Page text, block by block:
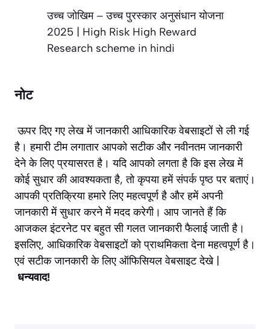
उच्च जोखिम – उच्च पुरस्कार अनुसंधान योजना
2025 | High Risk High Reward
Research scheme in hindi
नोट
ऊपर दिए गए लेख में जानकारी आधिकारिक वेबसाइटों से ली गई
है। हमारी टीम लगातार आपको सटीक और नवीनतम जानकारी
देने के लिए प्रयासरत है। यदि आपको लगता है कि इस लेख में
कोई सुधार की आवश्यकता है, तो कृपया हमेंसंपर्क पृष्ठपर बताएं।
आपकी प्रतिक्रिया हमारे लिए महत्वपूर्ण है और हमें अपनी
जानकारी में सुधार करने में मदद करेगी। आप जानते हैं कि
आजकल इंटरनेट पर बहुत सी गलत जानकारी फैलाई जाती है।
इसलिए, आधिकारिक वेबसाइटों को प्राथमिकता देना महत्वपूर्ण है।
एवं सटीक जानकारी के लिए ऑफिसियल वेबसाइट देखे |
धन्यवाद!